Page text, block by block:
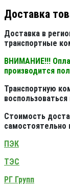
Доставка
Доставка в
транспортные
ВНИМАНИЕ!!!
производится
Транспортную
Стоимость
самостоятельно
ПЭК
ТЭС
РГ Групп